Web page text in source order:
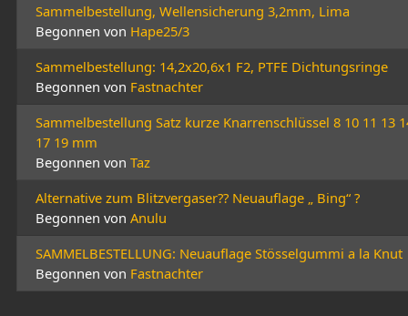
Sammelbestellung, Wellensicherung 3,2mm, Lima
Begonnen von Hape25/3
Sammelbestellung: 14,2x20,6x1 F2, PTFE Dichtungsringe
Begonnen von Fastnachter
Sammelbestellung Satz kurze Knarrenschlüssel 8 10 11 13
17 19 mm
Begonnen von Taz
Alternative zum Blitzvergaser?? Neuauflage „ Bing“ ?
Begonnen von Anulu
SAMMELBESTELLUNG: Neuauflage Stösselgummi a la Knut
Begonnen von Fastnachter